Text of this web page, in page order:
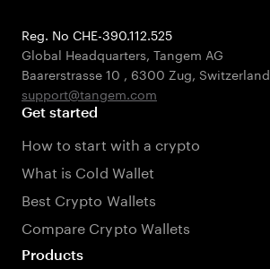
Reg. No CHE-390.112.525
Global Headquarters, Tangem AG
Baarerstrasse 10 , 6300 Zug, Switzerland
support@tangem.com
Get started
How to start with a crypto
What is Cold Wallet
Best Crypto Wallets
Compare Crypto Wallets
Products